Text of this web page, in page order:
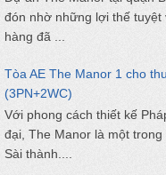
đón nhờ những lợi thế tuyệt
hàng đã ...
Tòa AE The Manor 1 cho
(3PN+2WC)
Với phong cách thiết kế
đại, The Manor là một
Sài thành....